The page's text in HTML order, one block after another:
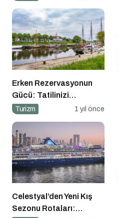
Erken Rezervasyonun
Gücü: Tatilinizi
Planlayın, Avantajları
Turizm 1 yıl önce
Celestyal’den Yeni Kış
Sezonu Rotaları: